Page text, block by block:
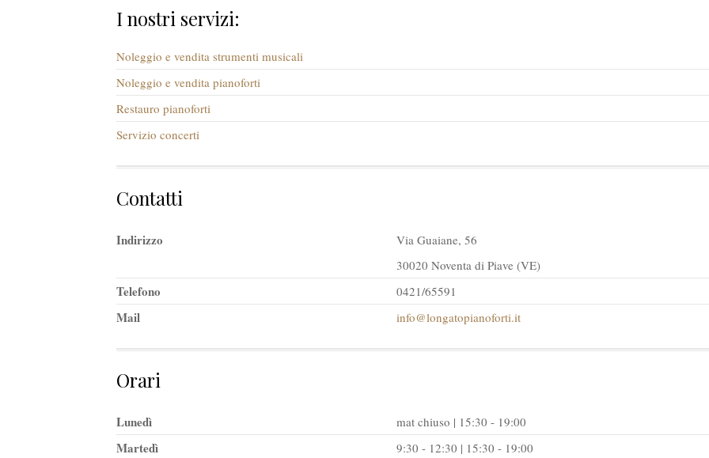
I nostri servizi:
Noleggio e vendita strumenti musicali
Noleggio e vendita pianoforti
Restauro pianoforti
Servizio concerti
Contatti
Indirizzo
Via Guaiane, 56
30020 Noventa di Piave (VE)
Telefono 0421/65591
Mail info@longatopianoforti.it
Orari
Lunedì mat chiuso | 15:30 - 19:00
Martedì 9:30 - 12:30 | 15:30 - 19:00